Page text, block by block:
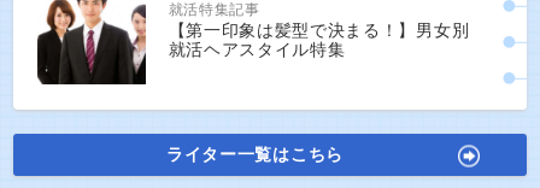
就活特集記事
【第一印象は髪型で決まる！】男女別
就活ヘアスタイル特集
ライター一覧はこちら